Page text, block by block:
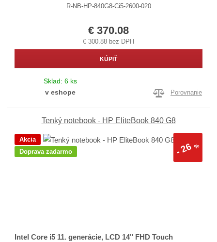
R-NB-HP-840G8-Ci5-2600-020
€ 370.08
€ 300.88 bez DPH
KÚPIŤ
Sklad: 6 ks
v eshope
Porovnanie
Tenký notebook - HP EliteBook 840 G8
-
26%
Akcia
Doprava zadarmo
Intel Core i5 11. generácie, LCD 14" FHD Touch